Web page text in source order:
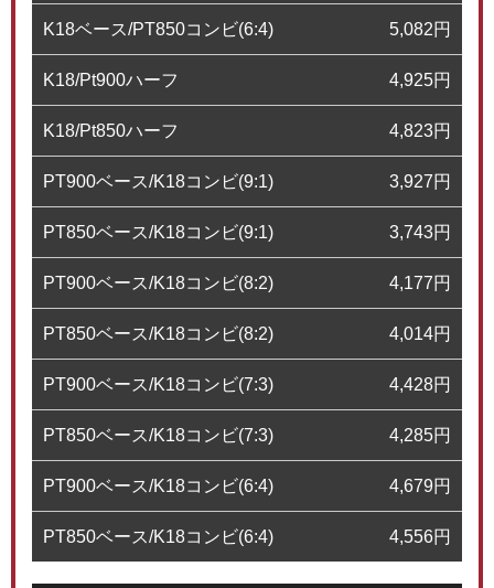
K18ベース/PT850コンビ(6:4) 5,082円
K18/Pt900ハーフ 4,925円
K18/Pt850ハーフ 4,823円
PT900ベース/K18コンビ(9:1) 3,927円
PT850ベース/K18コンビ(9:1) 3,743円
PT900ベース/K18コンビ(8:2) 4,177円
PT850ベース/K18コンビ(8:2) 4,014円
PT900ベース/K18コンビ(7:3) 4,428円
PT850ベース/K18コンビ(7:3) 4,285円
PT900ベース/K18コンビ(6:4) 4,679円
PT850ベース/K18コンビ(6:4) 4,556円